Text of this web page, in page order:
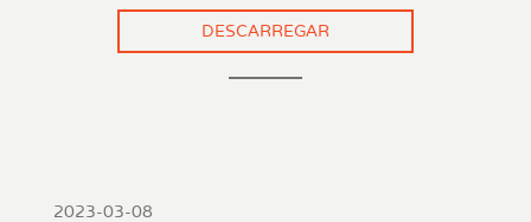
DESCARREGAR
2023-03-08